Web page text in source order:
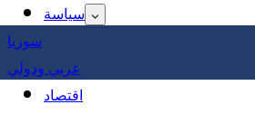
سياسة
سوريا
عربي ودولي
اقتصاد